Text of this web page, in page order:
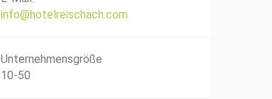
info@hotelreischach.com
Unternehmensgröße
10-50